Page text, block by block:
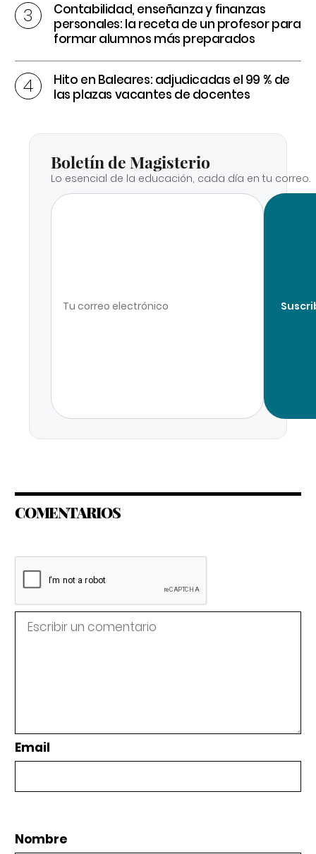
Contabilidad, enseñanza y finanzas
personales: la receta de un profesor para
formar alumnos más preparados
Hito en Baleares: adjudicadas el 99 % de
las plazas vacantes de docentes
Boletín de Magisterio
Lo esencial de la educación, cada día en tu correo.
COMENTARIOS
Email
Nombre